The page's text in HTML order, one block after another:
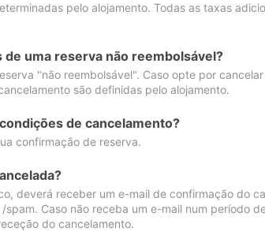
pelo alojamento. Todas as taxas
uma reserva não reembolsável?
"não reembolsável". Caso opte por
são definidas pelo alojamento.
de cancelamento?
confirmação de reserva.
deverá receber um e-mail de confirmação do
Caso não receba um e-mail num período
do cancelamento.